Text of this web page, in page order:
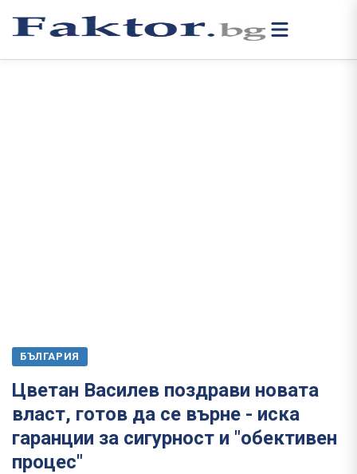
БЪЛГАРИЯ
Цветан Василев поздрави новата
власт, готов да се върне - иска
гаранции за сигурност и "обективен
процес"